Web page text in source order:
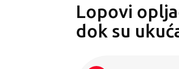
Lopovi
dok su